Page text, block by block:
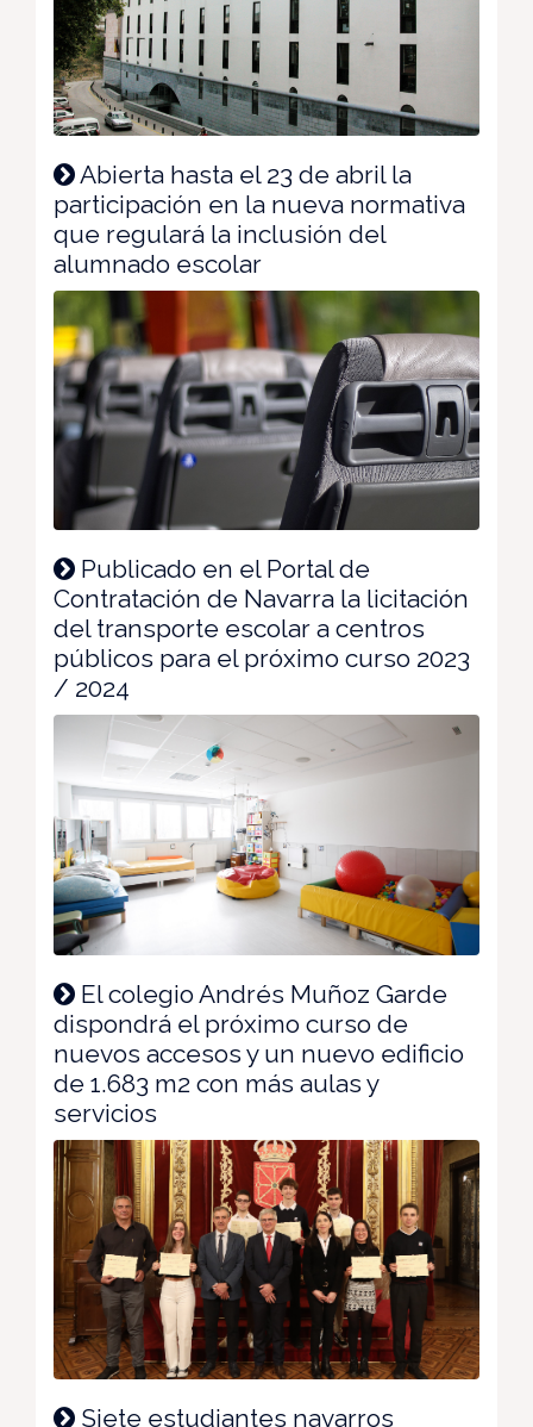
Abierta hasta el 23 de abril la
participación en la nueva normativa
que regulará la inclusión del
alumnado escolar
Publicado en el Portal de
Contratación de Navarra la licitación
del transporte escolar a centros
públicos para el próximo curso 2023
/ 2024
El colegio Andrés Muñoz Garde
dispondrá el próximo curso de
nuevos accesos y un nuevo edificio
de 1.683 m2 con más aulas y
servicios
Siete estudiantes navarros